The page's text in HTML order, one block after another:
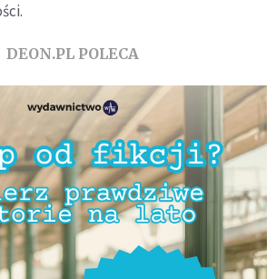
DEON.PL POLECA